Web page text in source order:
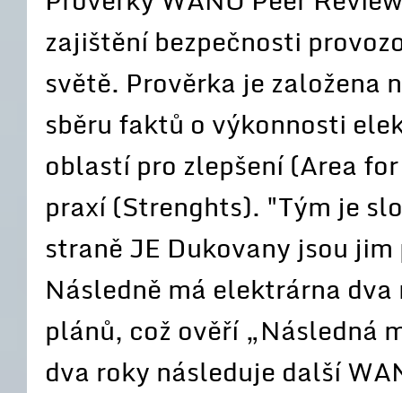
zajištění bezpečnosti
světě. Prověrka je založena
sběru faktů o výkonnosti
oblastí pro zlepšení (Area
praxí (Strenghts). "Tým je
straně JE Dukovany jsou
Následně má elektrárna
plánů, což ověří „Následná
dva roky následuje další